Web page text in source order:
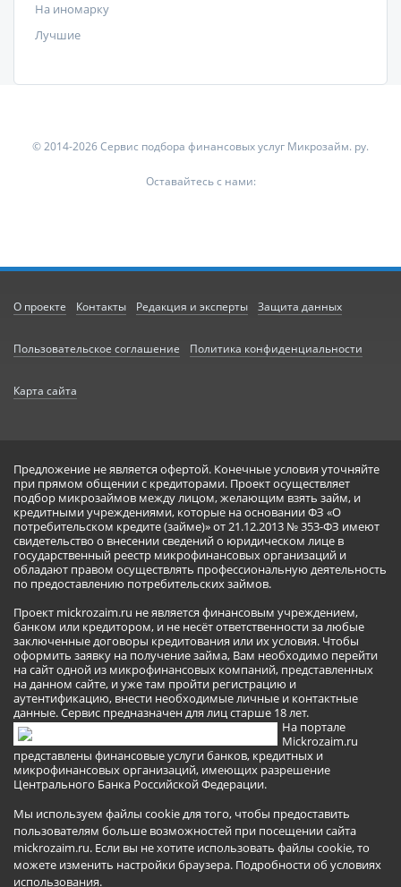
На иномарку
Лучшие
© 2014-2026 Сервис подбора финансовых услуг Микрозайм. ру.
Оставайтесь с нами:
О проекте Контакты Редакция и эксперты Защита данных
Пользовательское соглашение Политика конфиденциальности
Карта сайта
Предложение не является офертой. Конечные условия уточняйте
при прямом общении с кредиторами. Проект осуществляет
подбор микрозаймов между лицом, желающим взять займ, и
кредитными учреждениями, которые на основании ФЗ «О
потребительском кредите (займе)» от 21.12.2013 № 353-ФЗ имеют
свидетельство о внесении сведений о юридическом лице в
государственный реестр микрофинансовых организаций и
обладают правом осуществлять профессиональную деятельность
по предоставлению потребительских займов.
Проект mickrozaim.ru не является финансовым учреждением,
банком или кредитором, и не несёт ответственности за любые
заключенные договоры кредитования или их условия. Чтобы
оформить заявку на получение займа, Вам необходимо перейти
на сайт одной из микрофинансовых компаний, представленных
на данном сайте, и уже там пройти регистрацию и
аутентификацию, внести необходимые личные и контактные
данные. Сервис предназначен для лиц старше 18 лет.
На портале
Mickrozaim.ru
представлены финансовые услуги банков, кредитных и
микрофинансовых организаций, имеющих разрешение
Центрального Банка Российской Федерации.
Мы используем файлы cookie для того, чтобы предоставить
пользователям больше возможностей при посещении сайта
mickrozaim.ru. Если вы не хотите использовать файлы cookie, то
можете изменить настройки браузера. Подробности об условиях
использования.